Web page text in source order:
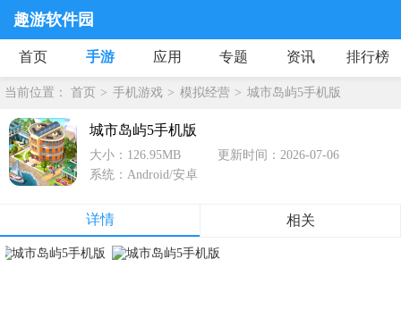
趣游软件园
首页 手游 应用 专题 资讯 排行榜
当前位置： 首页 手机游戏 模拟经营 城市岛屿5手机版
城市岛屿5手机版
大小：126.95MB
更新时间：2026-07-06
系统：Android/安卓
详情 相关